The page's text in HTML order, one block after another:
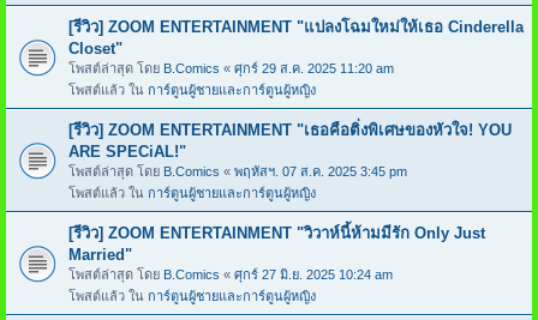
[รีวิว] ZOOM ENTERTAINMENT "แปลงโฉมใหม่ให้เธอ Cinderella
Closet"
โพสต์ล่าสุด โดย B.Comics « ศุกร์ 29 ส.ค. 2025 11:20 am
โพสต์แล้ว ใน การ์ตูนผู้ชายและการ์ตูนผู้หญิง
[รีวิว] ZOOM ENTERTAINMENT "เธอคือติ่งพิเศษของหัวใจ! YOU
ARE SPECiAL!"
โพสต์ล่าสุด โดย B.Comics « พฤหัสฯ. 07 ส.ค. 2025 3:45 pm
โพสต์แล้ว ใน การ์ตูนผู้ชายและการ์ตูนผู้หญิง
[รีวิว] ZOOM ENTERTAINMENT "วิวาห์นี้ห้ามมีรัก Only Just
Married"
โพสต์ล่าสุด โดย B.Comics « ศุกร์ 27 มิ.ย. 2025 10:24 am
โพสต์แล้ว ใน การ์ตูนผู้ชายและการ์ตูนผู้หญิง